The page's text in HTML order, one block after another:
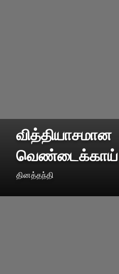
வித்தியாசமான
வெண்டைக்காய்
தினத்தந்தி